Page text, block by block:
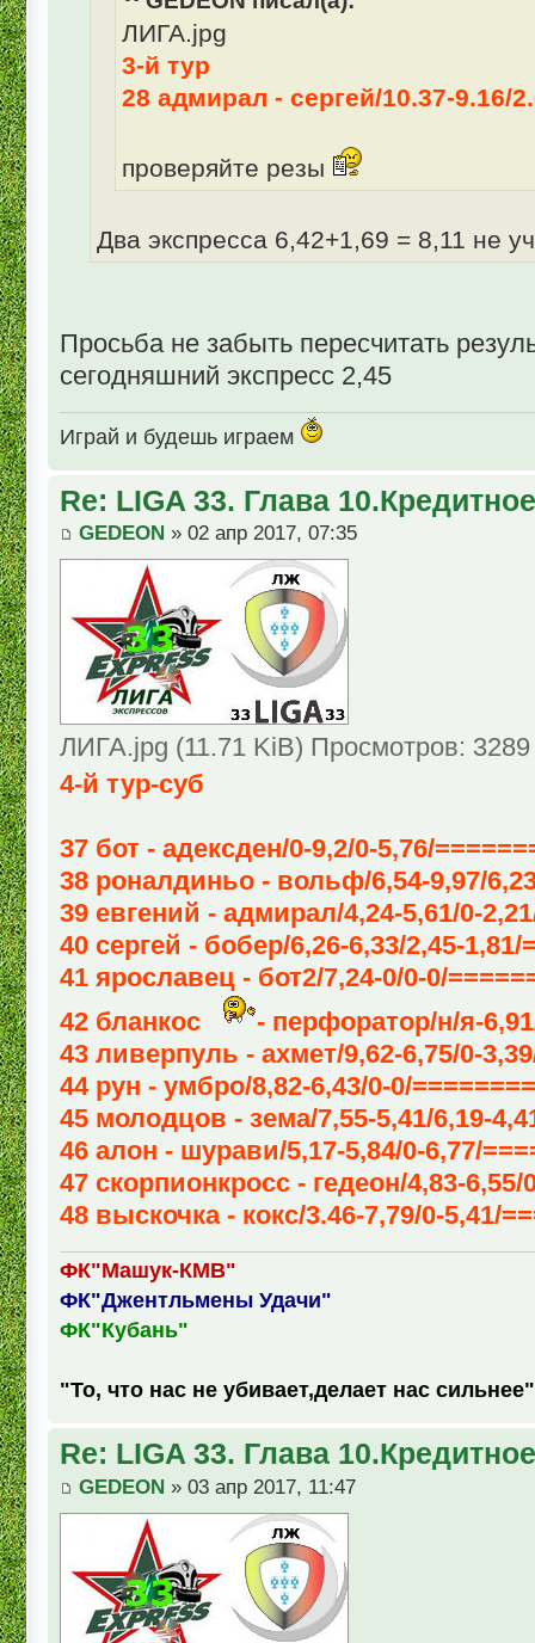
ЛИГА.jpg
3-й тур
28 адмирал - сергей/10.37-9.16/
проверяйте резы
Два экспресса 6,42+1,69 = 8,11 не
Просьба не забыть пересчитать
сегодняшний экспресс 2,45
Играй и будешь играем
Re: LIGA 33. Глава
GEDEON » 02 апр 2017, 07:35
ЛИГА.jpg (11.71 KiB) Просмотров: 3289
4-й тур-суб
37 бот - адексден/0-9,2/0-5,76/
38 роналдиньо - вольф/6,54-9,97/
39 евгений - адмирал/4,24-5,61/0-
40 сергей - бобер/6,26-6,33/2,45-1,81/
41 ярославец - бот2/7,24-0/0-0/
42 бланкос
- перфоратор/н/я-
43 ливерпуль - ахмет/9,62-6,75/0-
44 рун - умбро/8,82-6,43/0-0/
45 молодцов - зема/7,55-5,41/6,19-
46 алон - шурави/5,17-5,84/0-6,77/
47 скорпионкросс - гедеон/4,83-6,55/
48 выскочка - кокс/3.46-7,79/0-5,41/
ФК"Машук-КМВ"
ФК"Джентльмены Удачи"
ФК"Кубань"
"То, что нас не убивает,делает нас сильнее"
Re: LIGA 33. Глава
GEDEON » 03 апр 2017, 11:47